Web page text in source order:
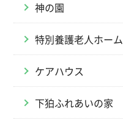
神の園
特別養護老人ホーム
ケアハウス
下狛ふれあいの家